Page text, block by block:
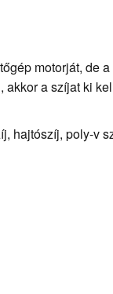
motorját, de
akkor a szíjat ki
hajtószíj, poly-v